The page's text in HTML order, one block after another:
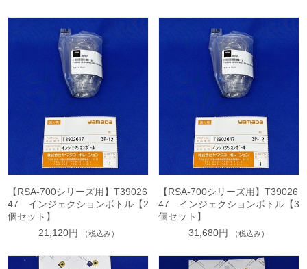
【RSA-700シリーズ用】T39026
47 インジェクションボトル【2
個セット】
21,120円
（税込み）
【RSA-700シリーズ用】T39026
47 インジェクションボトル【3
個セット】
31,680円
（税込み）